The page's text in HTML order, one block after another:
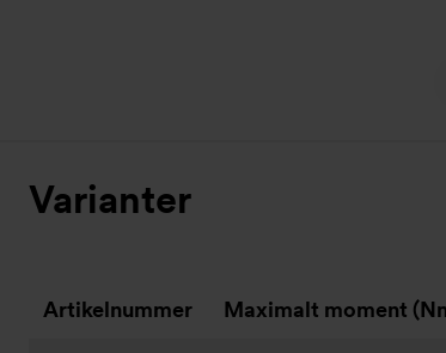
Varianter
Artikelnummer Maximalt moment